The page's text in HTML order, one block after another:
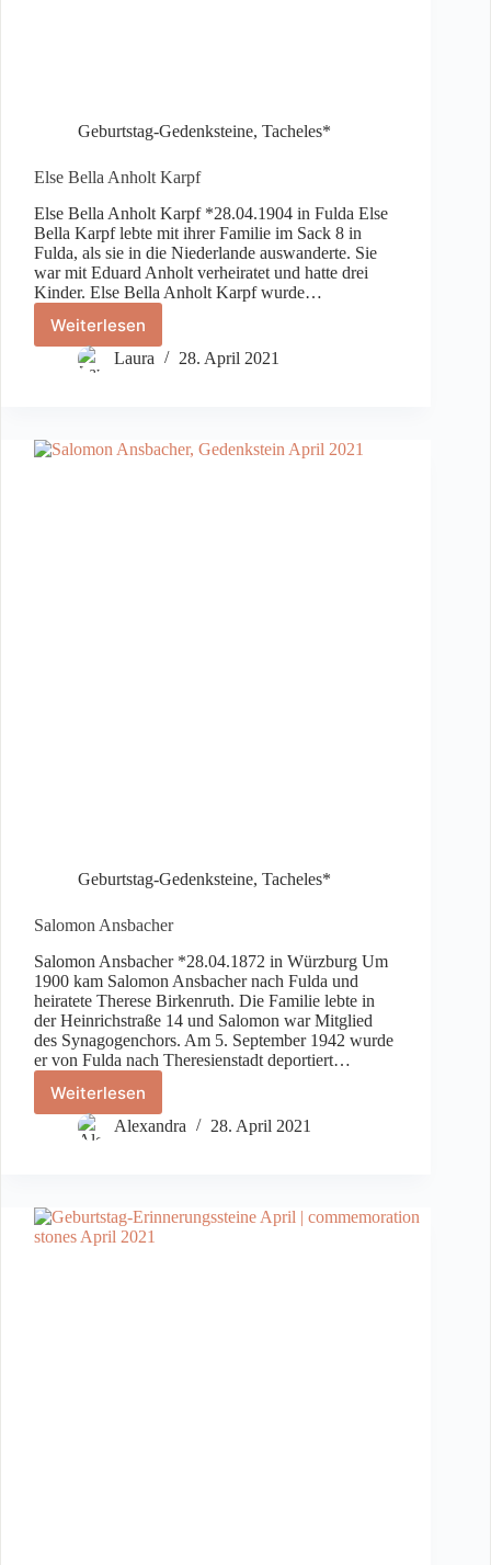
Geburtstag-Gedenksteine, Tacheles*
Else Bella Anholt Karpf
Else Bella Anholt Karpf *28.04.1904 in Fulda Else
Bella Karpf lebte mit ihrer Familie im Sack 8 in
Fulda, als sie in die Niederlande auswanderte. Sie
war mit Eduard Anholt verheiratet und hatte drei
Kinder. Else Bella Anholt Karpf wurde…
Weiterlesen
Else
Bella
Anholt
Laura 28. April 2021
Geburtstag-Gedenksteine, Tacheles*
Salomon Ansbacher
Salomon Ansbacher *28.04.1872 in Würzburg Um
1900 kam Salomon Ansbacher nach Fulda und
heiratete Therese Birkenruth. Die Familie lebte in
der Heinrichstraße 14 und Salomon war Mitglied
des Synagogenchors. Am 5. September 1942 wurde
er von Fulda nach Theresienstadt deportiert…
Weiterlesen
Salomon
Ansbacher
Alexandra 28. April 2021